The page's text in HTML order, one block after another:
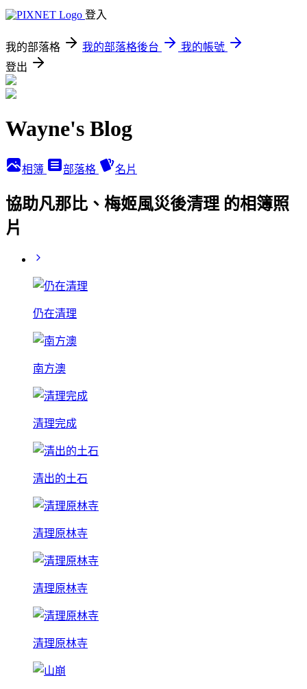
登入
我的部落格 我的部落格後台
我的帳號
登出
Wayne's Blog
相簿 部落格 名片
協助凡那比、梅姬風災後清理 的相簿照
片
仍在清理
南方澳
清理完成
清出的土石
清理原林寺
清理原林寺
清理原林寺